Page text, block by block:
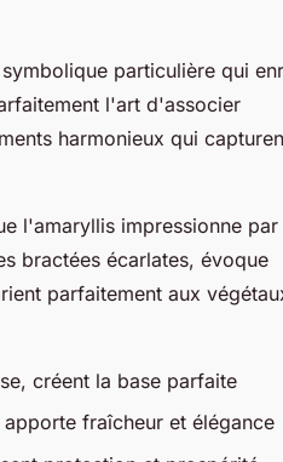
particulière qui
l'art d'associer
harmonieux qui
l'amaryllis impressionne par
bractées écarlates, évoque
parfaitement aux
créent la base parfaite
fraîcheur et élégance